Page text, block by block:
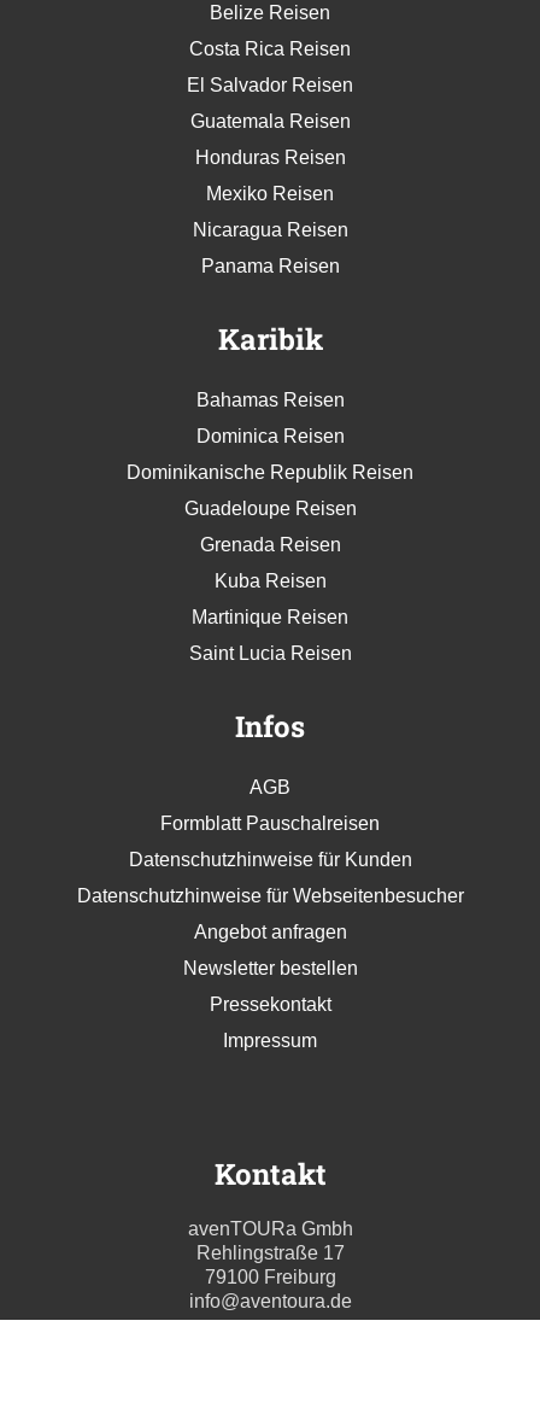
Belize Reisen
Costa Rica Reisen
El Salvador Reisen
Guatemala Reisen
Honduras Reisen
Mexiko Reisen
Nicaragua Reisen
Panama Reisen
Karibik
Bahamas Reisen
Dominica Reisen
Dominikanische Republik Reisen
Guadeloupe Reisen
Grenada Reisen
Kuba Reisen
Martinique Reisen
Saint Lucia Reisen
Infos
AGB
Formblatt Pauschalreisen
Datenschutzhinweise für Kunden
Datenschutzhinweise für Webseitenbesucher
Angebot anfragen
Newsletter bestellen
Pressekontakt
Impressum
Kontakt
avenTOURa Gmbh
Rehlingstraße 17
79100 Freiburg
info@aventoura.de